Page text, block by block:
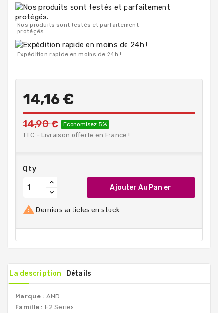
Nos produits sont testés et parfaitement
protégés.
Expédition rapide en moins de 24h !
14,16 €
14,90 € Économisez 5%
TTC Livraison offerte en France !
Qty
Ajouter Au Panier
 Derniers articles en stock
La description Détails
Marque : AMD
Famille : E2 Series